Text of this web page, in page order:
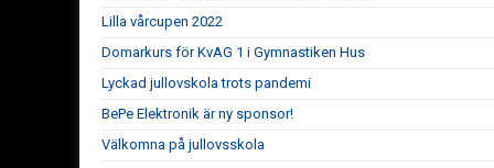
Lilla vårcupen 2022
Domarkurs för KvAG 1 i Gymnastiken Hus
Lyckad jullovskola trots pandemi
BePe Elektronik är ny sponsor!
Välkomna på jullovsskola